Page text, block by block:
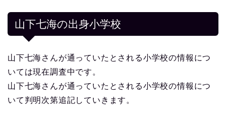
山下七海の出身小学校
山下七海さんが通っていたとされる小学校の情報につ
いては現在調査中です。
山下七海さんが通っていたとされる小学校の情報につ
いて判明次第追記していきます。